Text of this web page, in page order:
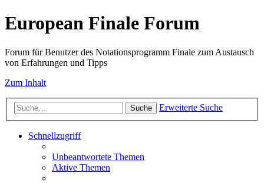
European Finale Forum
Forum für Benutzer des Notationsprogramm Finale zum Austausch
von Erfahrungen und Tipps
Zum Inhalt
Suche Erweiterte Suche
Schnellzugriff
Unbeantwortete Themen
Aktive Themen